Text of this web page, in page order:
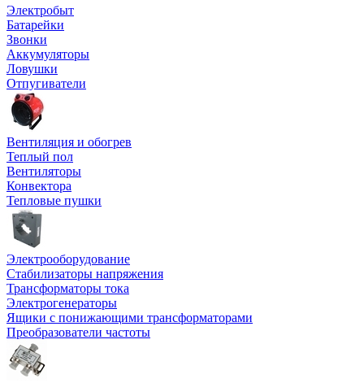
Электробыт
Батарейки
Звонки
Аккумуляторы
Ловушки
Отпугиватели
Вентиляция и обогрев
Теплый пол
Вентиляторы
Конвектора
Тепловые пушки
Электрооборудование
Стабилизаторы напряжения
Трансформаторы тока
Электрогенераторы
Ящики с понижающими трансформаторами
Преобразователи частоты